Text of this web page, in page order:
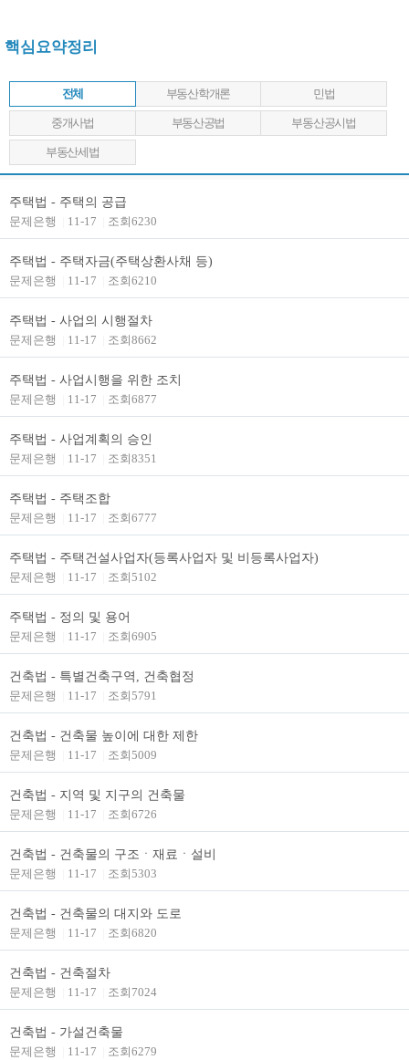
핵심요약정리
전체 부동산학개론 민법
중개사법 부동산공법 부동산공시법
부동산세법
주택법 - 주택의 공급
문제은행 11-17 조회6230
주택법 - 주택자금(주택상환사채 등)
문제은행 11-17 조회6210
주택법 - 사업의 시행절차
문제은행 11-17 조회8662
주택법 - 사업시행을 위한 조치
문제은행 11-17 조회6877
주택법 - 사업계획의 승인
문제은행 11-17 조회8351
주택법 - 주택조합
문제은행 11-17 조회6777
주택법 - 주택건설사업자(등록사업자 및 비등록사업자)
문제은행 11-17 조회5102
주택법 - 정의 및 용어
문제은행 11-17 조회6905
건축법 - 특별건축구역, 건축협정
문제은행 11-17 조회5791
건축법 - 건축물 높이에 대한 제한
문제은행 11-17 조회5009
건축법 - 지역 및 지구의 건축물
문제은행 11-17 조회6726
건축법 - 건축물의 구조ㆍ재료ㆍ설비
문제은행 11-17 조회5303
건축법 - 건축물의 대지와 도로
문제은행 11-17 조회6820
건축법 - 건축절차
문제은행 11-17 조회7024
건축법 - 가설건축물
문제은행 11-17 조회6279